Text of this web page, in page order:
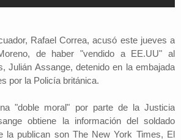
Rafael Correa, acusó este jueves a
de haber "vendido a EE.UU" al
Julián Assange, detenido en la embajada
por la Policía británica.
"doble moral" por parte de la Justicia
obtiene la información del soldado
la publican son The New York Times, El